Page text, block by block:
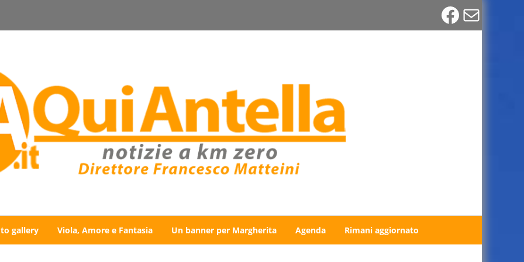
Email
gallery Viola, Amore e Fantasia Un banner per Margherita Agenda Rimani aggiornato